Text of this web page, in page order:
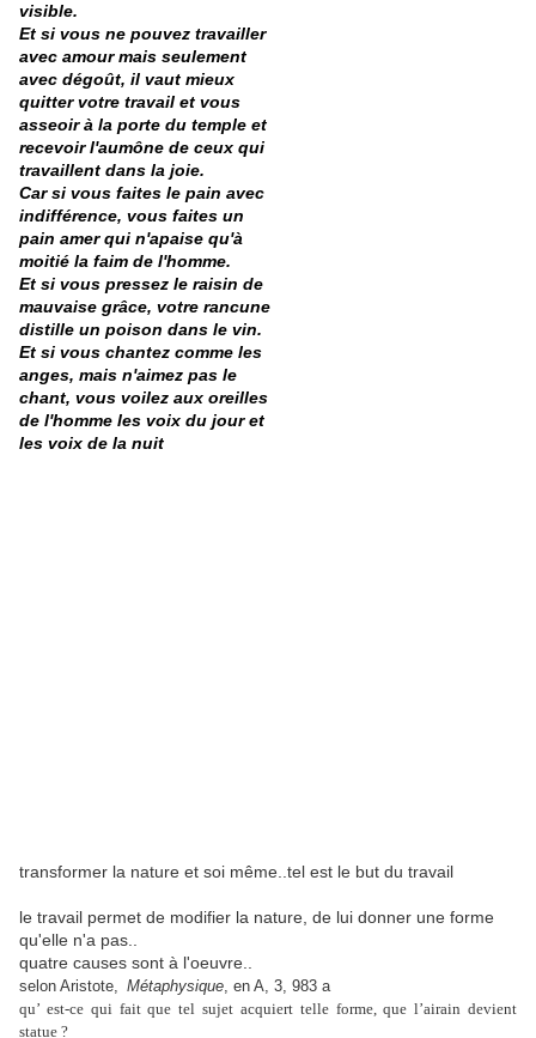
visible.
Et si vous ne pouvez travailler
avec amour mais seulement
avec dégoût, il vaut mieux
quitter votre travail et vous
asseoir à la porte du temple et
recevoir l'aumône de ceux qui
travaillent dans la joie.
Car si vous faites le pain avec
indifférence, vous faites un
pain amer qui n'apaise qu'à
moitié la faim de l'homme.
Et si vous pressez le raisin de
mauvaise grâce, votre rancune
distille un poison dans le vin.
Et si vous chantez comme les
anges, mais n'aimez pas le
chant, vous voilez aux oreilles
de l'homme les voix du jour et
les voix de la nuit
transformer la nature et soi même..tel est le but du travail
le travail permet de modifier la nature, de lui donner une forme
qu'elle n'a pas..
quatre causes sont à l'oeuvre..
selon Aristote, Métaphysique, en A, 3, 983 a
qu’ est-ce qui fait que tel sujet acquiert telle forme, que l’airain devient
statue ?